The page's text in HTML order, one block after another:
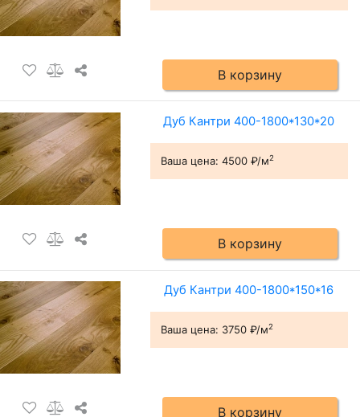
В корзину
Дуб Кантри 400-1800*130*20
Ваша цена: 4500 ₽/м2
В корзину
Дуб Кантри 400-1800*150*16
Ваша цена: 3750 ₽/м2
В корзину